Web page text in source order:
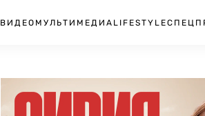
ВИДЕО МУЛЬТИМЕДИА LIFESTYLE